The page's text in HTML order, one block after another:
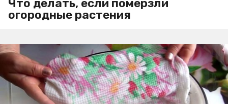
Что делать, если померзли
огородные растения